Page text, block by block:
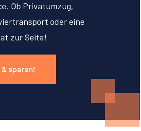
Ob Privatumzug,
oder eine
zur Seite!
sparen!